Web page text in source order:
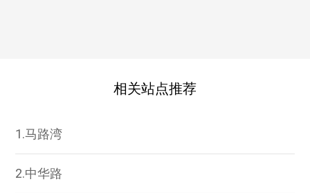
相关站点推荐
1.马路湾
2.中华路